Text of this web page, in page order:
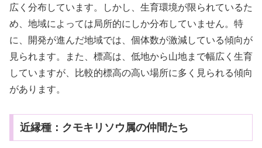
広く分布しています。しかし、生育環境が限られているた
め、地域によっては局所的にしか分布していません。特
に、開発が進んだ地域では、個体数が激減している傾向が
見られます。また、標高は、低地から山地まで幅広く生育
していますが、比較的標高の高い場所に多く見られる傾向
があります。
近縁種：クモキリソウ属の仲間たち